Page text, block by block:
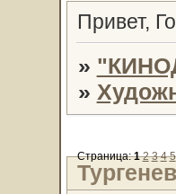
Привет,
»
»
Страница:1 2 3 4 5